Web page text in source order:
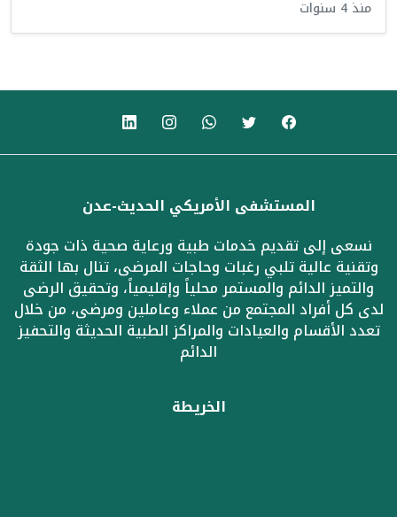
منذ 4 سنوات
المستشفى الأمريكي الحديث-عدن
نسعى إلى تقديم خدمات طبية ورعاية صحية ذات جودة
وتقنية عالية تلبي رغبات وحاجات المرضى، تنال بها الثقة
والتميز الدائم والمستمر محلياً وإقليمياً، وتحقيق الرضى
لدى كل أفراد المجتمع من عملاء وعاملين ومرضى، من خلال
تعدد الأقسام والعيادات والمراكز الطبية الحديثة والتحفيز
الدائم
الخريطة